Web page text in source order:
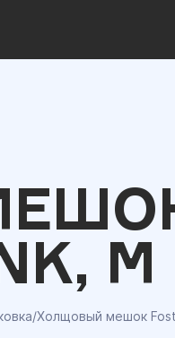
M
/Холщовый мешок